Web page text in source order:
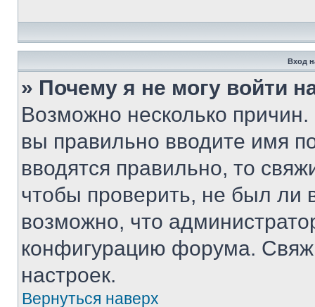
Вход
» Почему я не могу войти
Возможно несколько
вы правильно вводите имя
вводятся правильно, то
чтобы проверить, не был ли
возможно, что
конфигурацию форума.
настроек.
Вернуться наверх